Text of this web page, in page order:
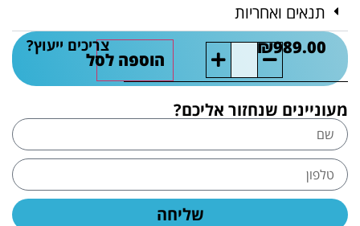
תנאים ואחריות
₪989.00
הוספה לסל
צריכים ייעוץ?
מעוניינים שנחזור אליכם?
שליחה